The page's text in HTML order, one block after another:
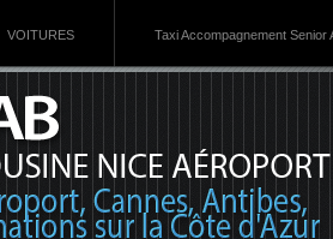
VOITURES Taxi Accompagnement Senior